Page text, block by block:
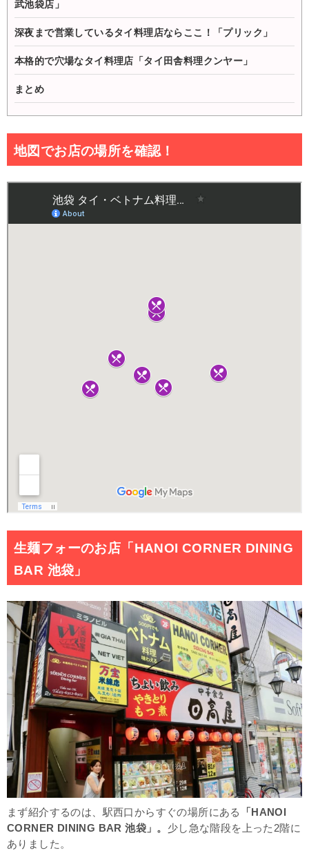
武池袋店」
深夜まで営業しているタイ料理店ならここ！「プリック」
本格的で穴場なタイ料理店「タイ田舎料理クンヤー」
まとめ
地図でお店の場所を確認！
生麺フォーのお店「HANOI CORNER DINING
BAR 池袋」
まず紹介するのは、駅西口からすぐの場所にある
「HANOI
CORNER DINING BAR 池袋」。 少し急な階段を上った2階に
ありました。